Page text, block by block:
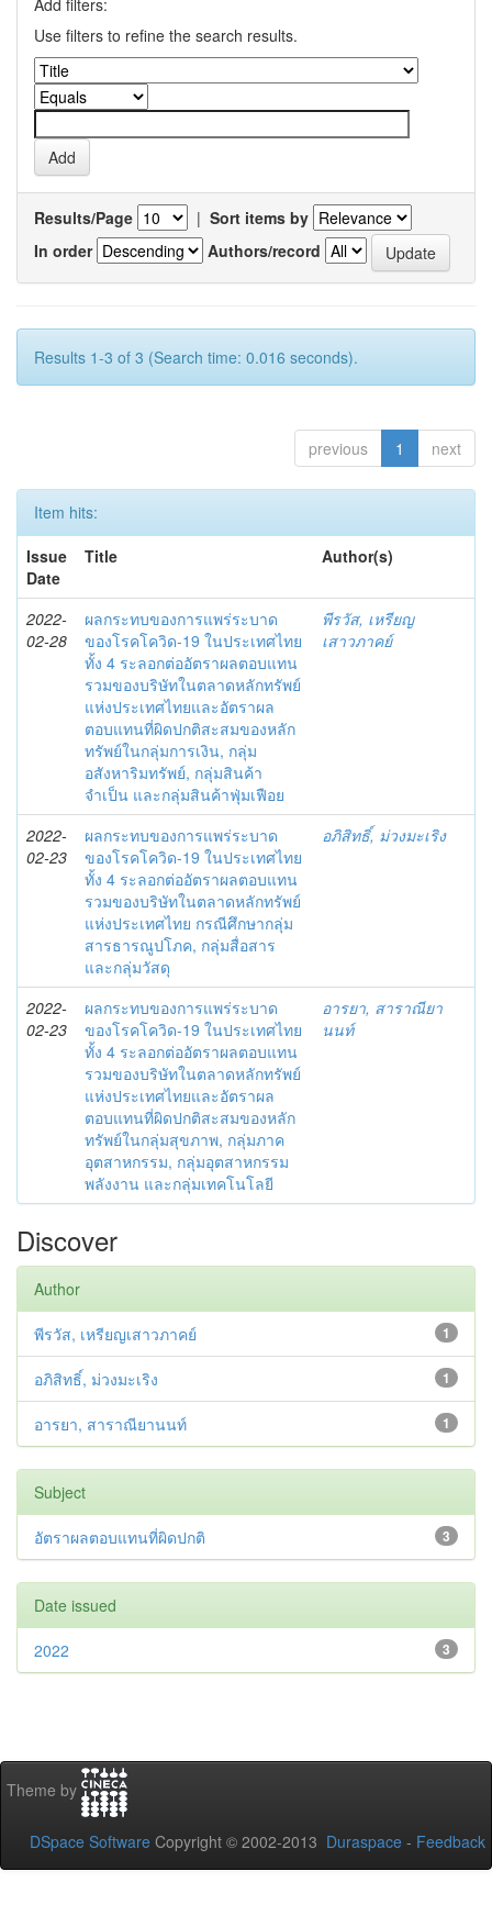
Add filters:
Use filters to refine the search results.
Results/Page | Sort items by
In order
Authors/record
Results 1-3 of 3 (Search time: 0.016 seconds).
previous 1 next
Item hits:
Issue
Date
Title Author(s)
2022-
02-28
ผลกระทบของการแพร่ระบาด
ของโรคโควิด-19 ในประเทศไทย
ทั้ง 4 ระลอกต่ออัตราผลตอบแทน
รวมของบริษัทในตลาดหลักทรัพย์
แห่งประเทศไทยและอัตราผล
ตอบแทนที่ผิดปกติสะสมของหลัก
ทรัพย์ในกลุ่มการเงิน, กลุ่ม
อสังหาริมทรัพย์, กลุ่มสินค้า
จำเป็น และกลุ่มสินค้าฟุ่มเฟือย
พีรวัส, เหรียญ
เสาวภาคย์
2022-
02-23
ผลกระทบของการแพร่ระบาด
ของโรคโควิด-19 ในประเทศไทย
ทั้ง 4 ระลอกต่ออัตราผลตอบแทน
รวมของบริษัทในตลาดหลักทรัพย์
แห่งประเทศไทย กรณีศึกษากลุ่ม
สารธารณูปโภค, กลุ่มสื่อสาร
และกลุ่มวัสดุ
อภิสิทธิ์, ม่วงมะเริง
2022-
02-23
ผลกระทบของการแพร่ระบาด
ของโรคโควิด-19 ในประเทศไทย
ทั้ง 4 ระลอกต่ออัตราผลตอบแทน
รวมของบริษัทในตลาดหลักทรัพย์
แห่งประเทศไทยและอัตราผล
ตอบแทนที่ผิดปกติสะสมของหลัก
ทรัพย์ในกลุ่มสุขภาพ, กลุ่มภาค
อุตสาหกรรม, กลุ่มอุตสาหกรรม
พลังงาน และกลุ่มเทคโนโลยี
อารยา, สาราณียา
นนท์
Discover
Author
1
พีรวัส, เหรียญเสาวภาคย์
1
อภิสิทธิ์, ม่วงมะเริง
1
อารยา, สาราณียานนท์
Subject
3
อัตราผลตอบแทนที่ผิดปกติ
Date issued
3
2022
Theme by
DSpace Software Copyright © 2002-2013 Duraspace - Feedback